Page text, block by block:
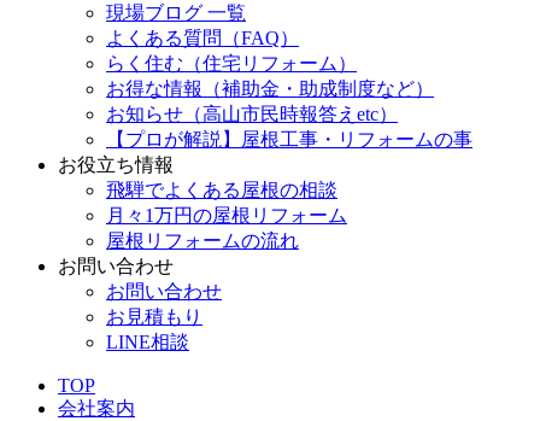
現場ブログ 一覧
よくある質問（FAQ）
らく住む（住宅リフォーム）
お得な情報（補助金・助成制度など）
お知らせ（高山市民時報答えetc）
【プロが解説】屋根工事・リフォームの事
お役立ち情報
飛騨でよくある屋根の相談
月々1万円の屋根リフォーム
屋根リフォームの流れ
お問い合わせ
お問い合わせ
お見積もり
LINE相談
TOP
会社案内